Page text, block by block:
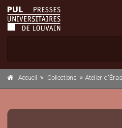
Accueil Collections Atelier